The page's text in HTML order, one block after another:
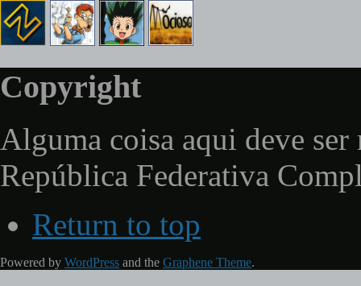
Copyright
Alguma coisa aqui deve ser
República Federativa
Return to top
Powered by WordPress and the Graphene Theme.